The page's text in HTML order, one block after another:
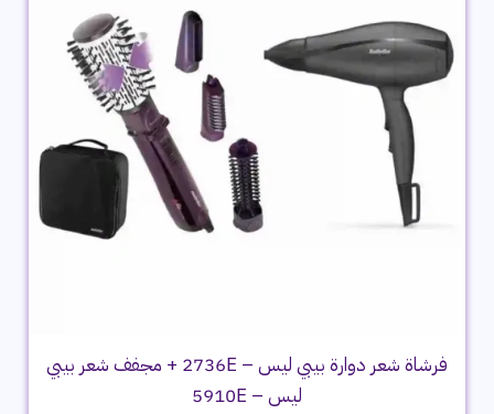
فرشاة شعر دوارة بيبي ليس – 2736E + مجفف شعر بيبي
ليس – 5910E